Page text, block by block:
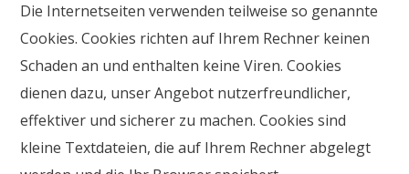
Die Internetseiten verwenden teilweise so genannte
Cookies. Cookies richten auf Ihrem Rechner keinen
Schaden an und enthalten keine Viren. Cookies
dienen dazu, unser Angebot nutzerfreundlicher,
effektiver und sicherer zu machen. Cookies sind
kleine Textdateien, die auf Ihrem Rechner abgelegt